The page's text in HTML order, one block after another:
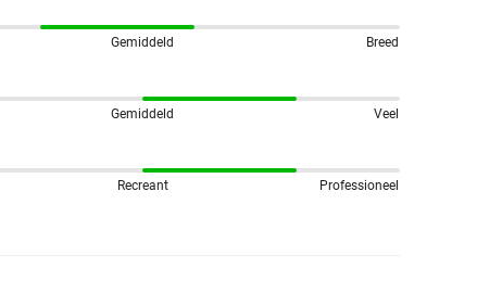
Gemiddeld Breed
Gemiddeld Veel
Recreant Professioneel